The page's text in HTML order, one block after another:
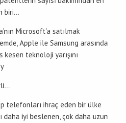
biri…
Microsoft’a satılmak
Apple ile Samsung arasında
teknoloji yarışını
telefonları ihraç eden bir ülke
daha iyi beslenen, çok daha uzun